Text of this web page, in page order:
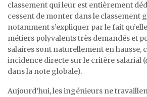
classement qui leur est entièrement
cessent de monter dans le classement
notamment s’expliquer par le fait
métiers polyvalents très demandés et
salaires sont naturellement en hausse,
incidence directe sur le critère salarial
dans la note globale).
Aujourd’hui, les ingénieurs ne